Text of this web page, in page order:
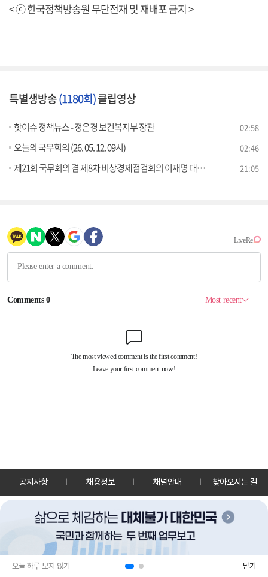
오늘 하루 보지 않기 닫기
< ⓒ 한국정책방송원 무단전재 및 재배포 금지 >
특별생방송(1180회)클립영상
핫이슈 정책뉴스 - 정은경 보건복지부 장관 02:58
오늘의 국무회의 (26. 05. 12. 09시) 02:46
제21회 국무회의 겸 제8차 비상경제점검회의 이재명 대통령 모두발언 21:05
공지사항 채용정보 채널안내 찾아오시는 길
30128 세종특별자치시 정부2청사로 13 한국정책방송원 KTV
TEL: 044-204-8000
Copyrightⓒ KTV 국민방송 All Rights Reserved.
PC버전 앱 다운로드